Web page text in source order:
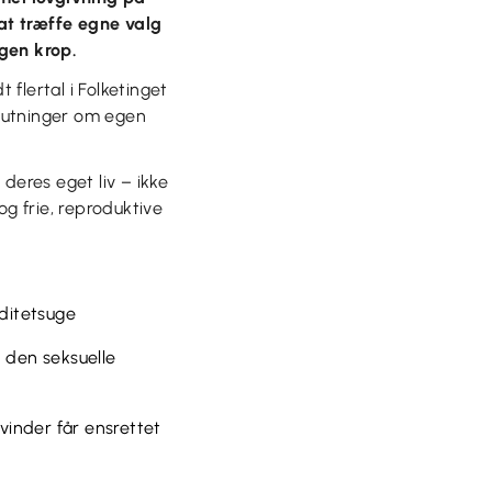
træffe egne valg
krop.
flertal i Folketinget
om egen
eget liv – ikke
frie, reproduktive
seksuelle
får ensrettet